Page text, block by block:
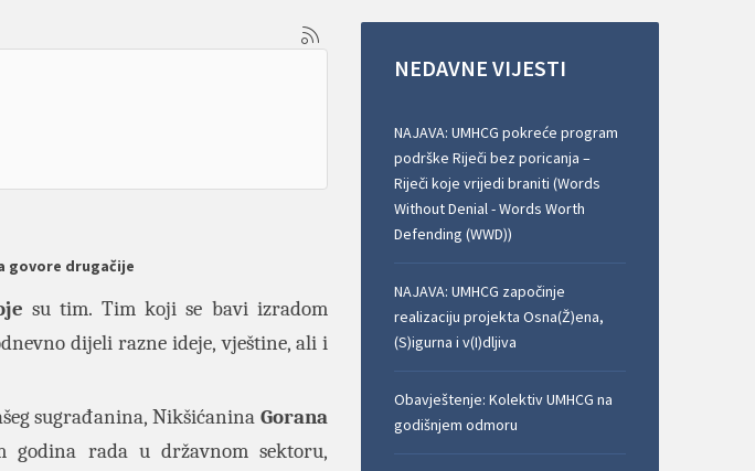
govore drugačije
su tim. Tim koji se bavi izradom
dijeli razne ideje, vještine, ali i
sugrađanina, Nikšićanina Gorana
godina rada u državnom sektoru,
NEDAVNE VIJESTI
NAJAVA: UMHCG pokreće program
podrške Riječi bez poricanja –
Riječi koje vrijedi braniti (Words
Without Denial - Words Worth
Defending (WWD))
NAJAVA: UMHCG započinje
realizaciju projekta Osna(Ž)ena,
(S)igurna i v(I)dljiva
Obavještenje: Kolektiv UMHCG na
godišnjem odmoru